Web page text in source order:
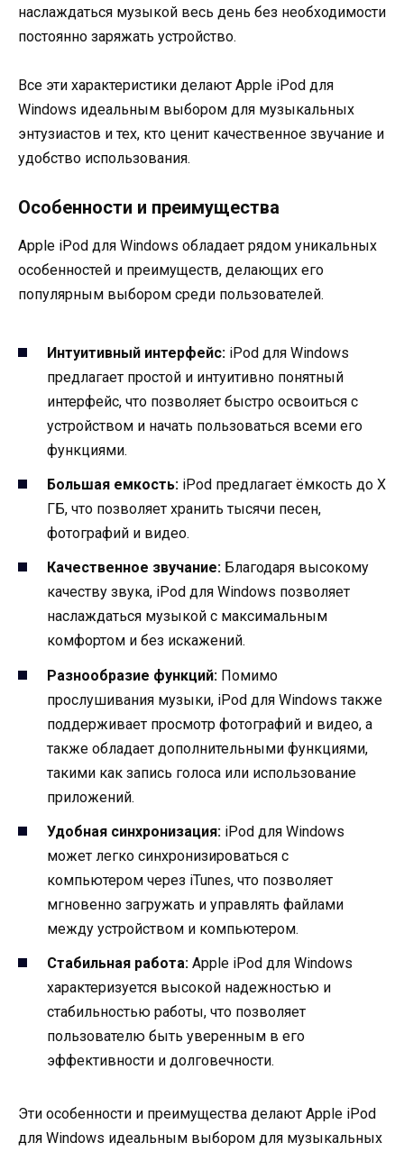
наслаждаться музыкой весь день без необходимости
постоянно заряжать устройство.
Все эти характеристики делают Apple iPod для
Windows идеальным выбором для музыкальных
энтузиастов и тех, кто ценит качественное звучание и
удобство использования.
Особенности и преимущества
Apple iPod для Windows обладает рядом уникальных
особенностей и преимуществ, делающих его
популярным выбором среди пользователей.
Интуитивный интерфейс: iPod для Windows
предлагает простой и интуитивно понятный
интерфейс, что позволяет быстро освоиться с
устройством и начать пользоваться всеми его
функциями.
Большая емкость: iPod предлагает ёмкость до X
ГБ, что позволяет хранить тысячи песен,
фотографий и видео.
Качественное звучание: Благодаря высокому
качеству звука, iPod для Windows позволяет
наслаждаться музыкой с максимальным
комфортом и без искажений.
Разнообразие функций: Помимо
прослушивания музыки, iPod для Windows также
поддерживает просмотр фотографий и видео, а
также обладает дополнительными функциями,
такими как запись голоса или использование
приложений.
Удобная синхронизация: iPod для Windows
может легко синхронизироваться с
компьютером через iTunes, что позволяет
мгновенно загружать и управлять файлами
между устройством и компьютером.
Стабильная работа: Apple iPod для Windows
характеризуется высокой надежностью и
стабильностью работы, что позволяет
пользователю быть уверенным в его
эффективности и долговечности.
Эти особенности и преимущества делают Apple iPod
для Windows идеальным выбором для музыкальных